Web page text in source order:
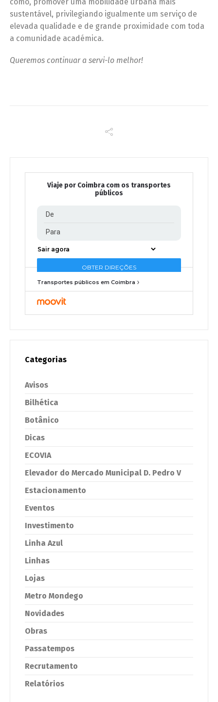
sustentável, privilegiando igualmente um serviço de
elevada qualidade e de grande proximidade com toda
a comunidade académica.
Queremos continuar a servi-lo melhor!
Viaje por Coimbra com os transportes
públicos
Transportes públicos em Coimbra
Categorias
Avisos
Bilhética
Botânico
Dicas
ECOVIA
Elevador do Mercado Municipal D. Pedro V
Estacionamento
Eventos
Investimento
Linha Azul
Linhas
Lojas
Metro Mondego
Novidades
Obras
Passatempos
Recrutamento
Relatórios